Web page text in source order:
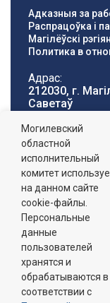
Адказныя за
Распрацоўка і
Магілёўскі
Политика в
Адрас:
212030, г.
Саветаў
Тэлефон гарачай
лініі:
8 (0222) 71-32-
Графік работы:
пн-пт: 8.00 -
абедзенны
Сайт
Могилевский
областной
исполнительный
комитет
на данном сайте
cookie-файлы.
Персональные
данные
пользователей
хранятся и
обрабатываются в
соответствии с